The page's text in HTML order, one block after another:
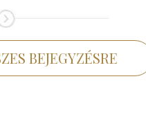
BEJEGYZÉSRE